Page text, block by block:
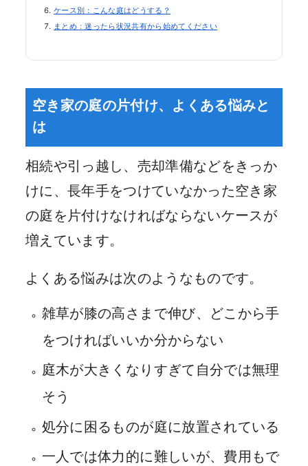
ケース別：こんな庭はどうする？
まとめ：迷ったら状況共有から始めてください
空き家の庭の片付け、よくある悩みと
は
相続や引っ越し、売却準備などをきっか
けに、長年手をつけていなかった空き家
の庭を片付けなければならないケースが
増えています。
よくある悩みは次のようなものです。
雑草が膝の高さまで伸び、どこから手
をつければいいか分からない
庭木が大きくなりすぎて自分では無理
そう
処分に困るものが庭に放置されている
一人では体力的に難しいが、費用もで